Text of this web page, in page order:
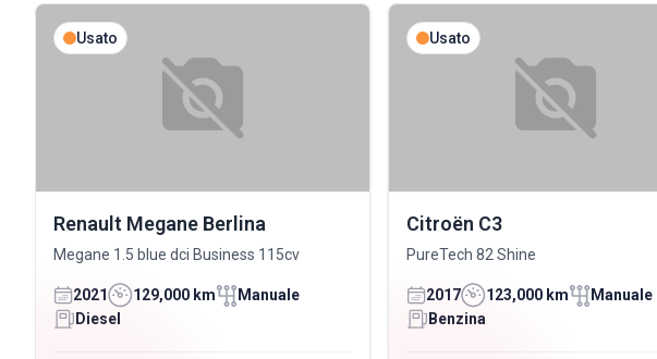
Usato
Renault Megane Berlina
Megane 1.5 blue dci Business 115cv
2021 129,000 km
Manuale
Diesel
Usato
Citroën C3
PureTech 82 Shine
2017 123,000 km
Manuale
Benzina